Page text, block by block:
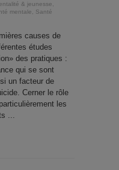
& jeunesse
mentale
Santé
causes de
études
des pratiques :
qui se sont
un facteur de
Cerner le rôle
les
...